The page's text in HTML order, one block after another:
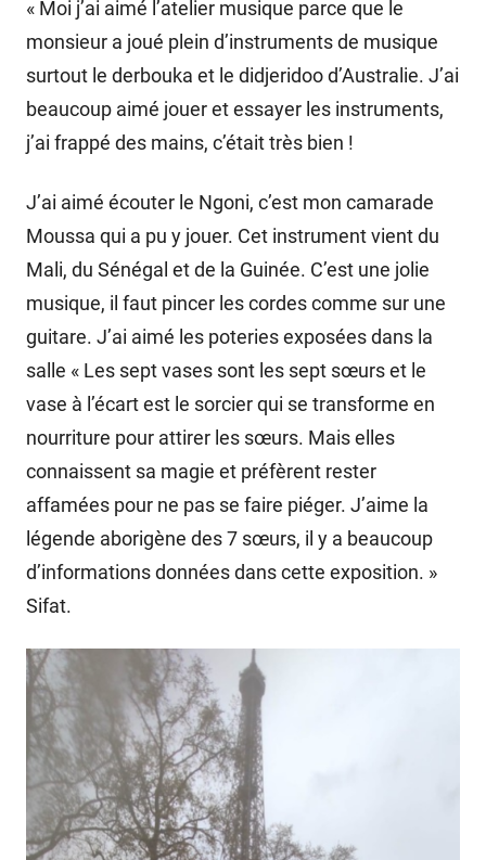
« Moi j’ai aimé l’atelier musique parce que le
monsieur a joué plein d’instruments de musique
surtout le derbouka et le didjeridoo d’Australie. J’ai
beaucoup aimé jouer et essayer les instruments,
j’ai frappé des mains, c’était très bien !
J’ai aimé écouter le Ngoni, c’est mon camarade
Moussa qui a pu y jouer. Cet instrument vient du
Mali, du Sénégal et de la Guinée. C’est une jolie
musique, il faut pincer les cordes comme sur une
guitare. J’ai aimé les poteries exposées dans la
salle « Les sept vases sont les sept sœurs et le
vase à l’écart est le sorcier qui se transforme en
nourriture pour attirer les sœurs. Mais elles
connaissent sa magie et préfèrent rester
affamées pour ne pas se faire piéger. J’aime la
légende aborigène des 7 sœurs, il y a beaucoup
d’informations données dans cette exposition. »
Sifat.